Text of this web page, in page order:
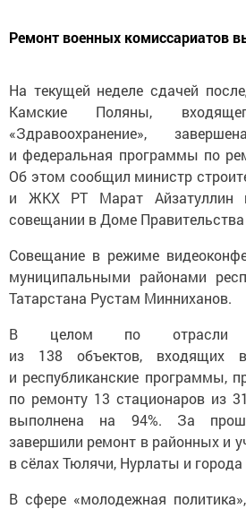
Ремонт военных комиссариатов
На текущей неделе сдачей
Камские Поляны,
«Здравоохранение»,
и федеральная программы по
Об этом сообщил министр
и ЖКХ РТ Марат Айзатуллин
совещании в Доме Правительства
Совещание в режиме
муниципальными районами
Татарстана Рустам Минниханов.
В целом по отрасли
из 138 объектов, входящих
и республиканские программы,
по ремонту 13 стационаров из
выполнена на 94%. За
завершили ремонт в районных и
в сёлах Тюлячи, Нурлаты и
В сфере «молодежная